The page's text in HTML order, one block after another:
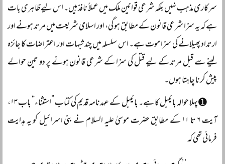
سرکاری مذہب نہیں بلکہ شرعی قوانین ملک میں عملاً نافذ ہیں۔ اس لیے ظاہری بات
ہے کہ یہ سزا شرعی قانون کے مطابق ہو گی، اور اسلامی شریعت میں مرتد ہونے اور
ارتداد پھیلانے کی سزا موت ہے۔ اس سلسلہ میں چند شبہات اور اعتراضات کا جائزہ
لینے سے قبل مرتد کے لیے قتل کی سزا کے شرعی قانون ہونے پر دو تین حوالے
پیش کرنا چاہتا ہوں۔
➊ پہلا حوالہ بائیبل کا ہے۔ بائیبل کے عہدنامہ قدیم کی کتاب ”استثناء“ باب ۱۳،
آیت ۶ تا ۱۱ کے مطابق حضرت موسیٰ علیہ السلام نے بنی اسرائیل کو یہ ہدایت
فرمائی تھی کہ